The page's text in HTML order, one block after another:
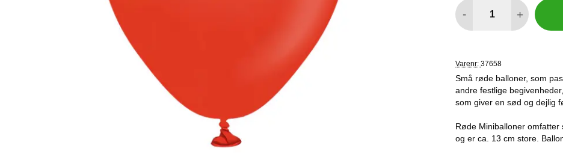
- +
Varenr: 37658
Små røde balloner, som
andre festlige
som giver en sød og dejlig
Røde Miniballoner
og er ca. 13 cm store.